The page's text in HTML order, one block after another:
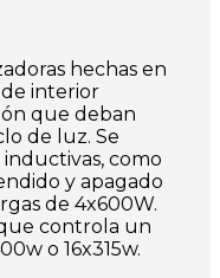
hechas en
de interior
que deban
de luz. Se
como
y apagado
de 4x600W.
controla un
o 16x315w.